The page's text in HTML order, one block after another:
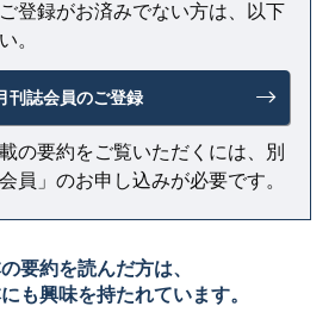
登録がお済みでない方は、以下
。
刊誌会員のご登録
の要約をご覧いただくには、別
員」のお申し込みが必要です。
要約を読んだ方は、
も興味を持たれています。